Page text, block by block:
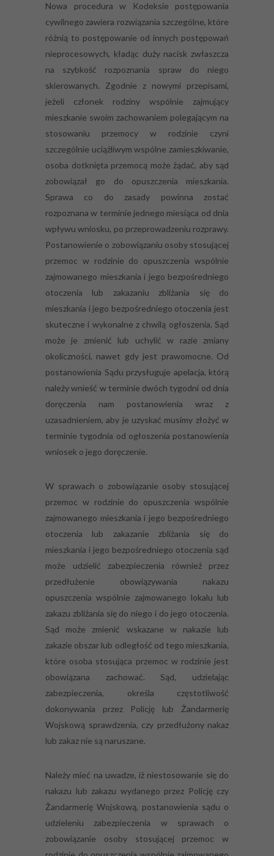
Nowa procedura w Kodeksie postępowania
cywilnego zawiera rozwiązania szczególne, które
różnią to postępowanie od innych postępowań
nieprocesowych, kładąc duży nacisk zwłaszcza
na szybkość rozpoznania spraw do niego
skierowanych. Zgodnie z nowymi przepisami,
jeżeli członek rodziny wspólnie zajmujący
mieszkanie swoim zachowaniem polegającym na
stosowaniu przemocy w rodzinie czyni
szczególnie uciążliwym wspólne zamieszkiwanie,
osoba dotknięta przemocą może żądać, aby sąd
zobowiązał go do opuszczenia mieszkania.
Sprawa co do zasady powinna zostać
rozpoznana w terminie jednego miesiąca od dnia
wpływu wniosku, po przeprowadzeniu rozprawy.
Postanowienie o zobowiązaniu osoby stosującej
przemoc w rodzinie do opuszczenia wspólnie
zajmowanego mieszkania i jego bezpośredniego
otoczenia lub zakazaniu zbliżania się do
mieszkania i jego bezpośredniego otoczenia jest
skuteczne i wykonalne z chwilą ogłoszenia. Sąd
może je zmienić lub uchylić w razie zmiany
okoliczności, nawet gdy jest prawomocne. Od
postanowienia Sądu przysługuje apelacja, którą
należy wnieść w terminie dwóch tygodni od dnia
doręczenia nam postanowienia wraz z
uzasadnieniem, aby je uzyskać musimy złożyć w
terminie tygodnia od ogłoszenia postanowienia
wniosek o jego doręczenie.
W sprawach o zobowiązanie osoby stosującej
przemoc w rodzinie do opuszczenia wspólnie
zajmowanego mieszkania i jego bezpośredniego
otoczenia lub zakazanie zbliżania się do
mieszkania i jego bezpośredniego otoczenia sąd
może udzielić zabezpieczenia również przez
przedłużenie obowiązywania nakazu
opuszczenia wspólnie zajmowanego lokalu lub
zakazu zbliżania się do niego i do jego otoczenia.
Sąd może zmienić wskazane w nakazie lub
zakazie obszar lub odległość od tego mieszkania,
które osoba stosująca przemoc w rodzinie jest
obowiązana zachować. Sąd, udzielając
zabezpieczenia, określa częstotliwość
dokonywania przez Policję lub Żandarmerię
Wojskową sprawdzenia, czy przedłużony nakaz
lub zakaz nie są naruszane.
Należy mieć na uwadze, iż niestosowanie się do
nakazu lub zakazu wydanego przez Policję czy
Żandarmerię Wojskową, postanowienia sądu o
udzieleniu zabezpieczenia w sprawach o
zobowiązanie osoby stosującej przemoc w